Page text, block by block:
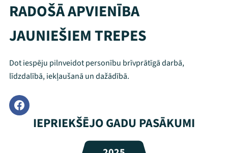
Mana programma
RADOŠĀ APVIENĪBA
JAUNIEŠIEM TREPES
Dot iespēju pilnveidot personību brīvprātīgā darbā,
līdzdalībā, iekļaušanā un dažādībā.
IEPRIEKŠĒJO GADU PASĀKUMI